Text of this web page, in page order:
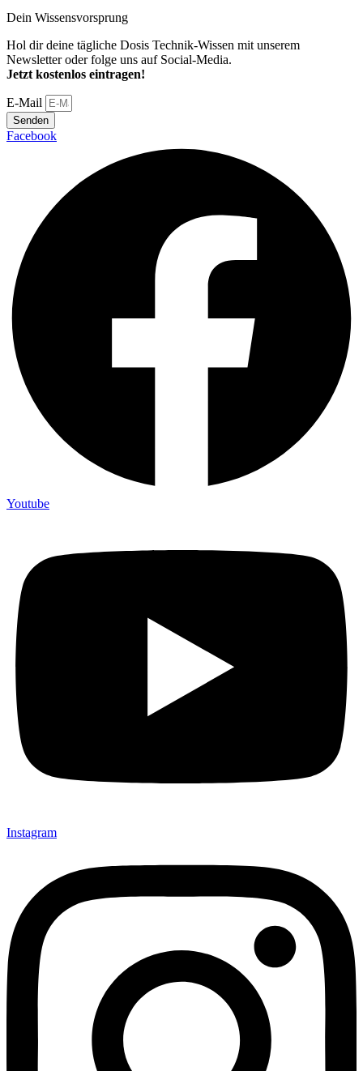
Dein Wissensvorsprung
Hol dir deine tägliche Dosis Technik-Wissen mit unserem
Newsletter oder folge uns auf Social-Media.
Jetzt kostenlos eintragen!
E-Mail
Senden
Facebook
Youtube
Instagram